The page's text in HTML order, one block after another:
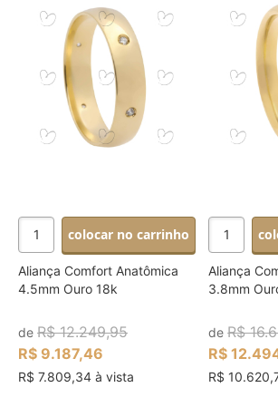
colocar no carrinho
Aliança Comfort Anatômica
4.5mm Ouro 18k
de R$ 12.249,95
R$ 9.187,46
R$ 7.809,34 à vista
Aliança
3.8mm
deR$
R$
R$